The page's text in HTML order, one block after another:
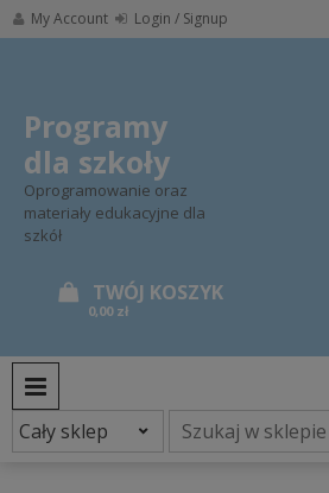
Skip
to
My Account Login / Signup
Programy
dla szkoły
Oprogramowanie oraz
materiały edukacyjne dla
szkół
0,00 zł